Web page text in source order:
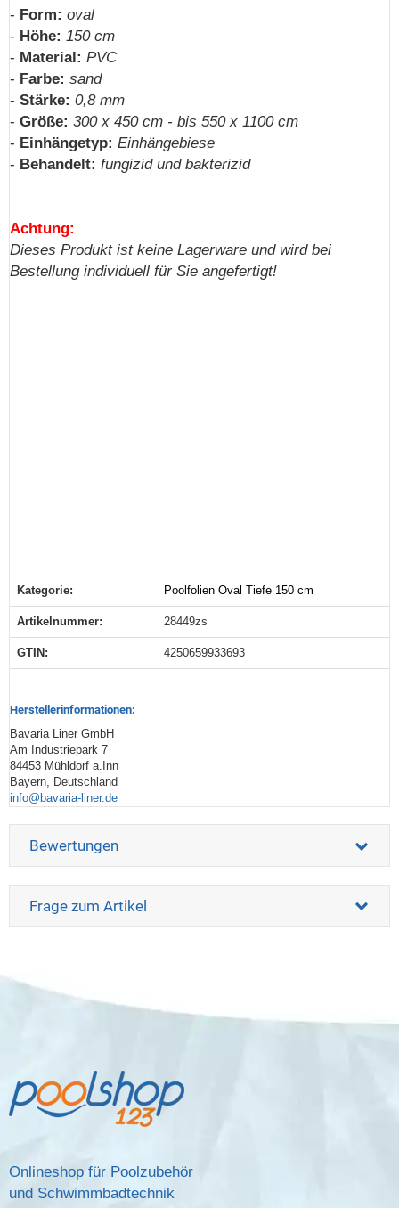
- Form: oval
- Höhe: 150 cm
- Material: PVC
- Farbe: sand
- Stärke: 0,8 mm
- Größe: 300 x 450 cm - bis 550 x 1100 cm
- Einhängetyp: Einhängebiese
- Behandelt: fungizid und bakterizid
Achtung:
Dieses Produkt ist keine Lagerware und wird bei
Bestellung individuell für Sie angefertigt!
Produkteigenschaft
Wert
Kategorie: Poolfolien Oval Tiefe 150 cm
Artikelnummer: 28449zs
GTIN: 4250659933693
Herstellerinformationen:
Bavaria Liner GmbH
Am Industriepark 7
84453 Mühldorf a.Inn
Bayern, Deutschland
info@bavaria-liner.de
Bewertungen
Frage zum Artikel
Onlineshop für Poolzubehör
und Schwimmbadtechnik